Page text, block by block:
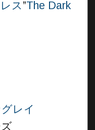
ス”The Dark
レイ